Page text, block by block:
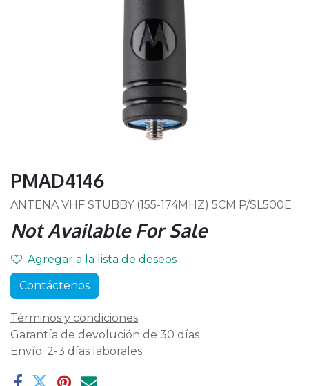
PMAD4146
ANTENA VHF STUBBY (155-174MHZ) 5CM P/SL500E
Not Available For Sale
Agregar a la lista de deseos
Contáctenos
Términos y condiciones
Garantía de devolución de 30 días
Envío: 2-3 días laborales